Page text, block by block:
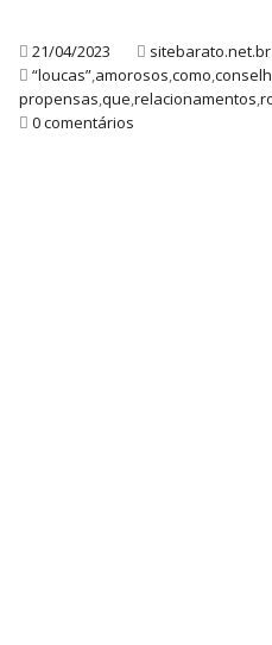
21/04/2023 sitebarato.net.br
“loucas”,amorosos,como,
propensas,que,relacionamentos,
0 comentários